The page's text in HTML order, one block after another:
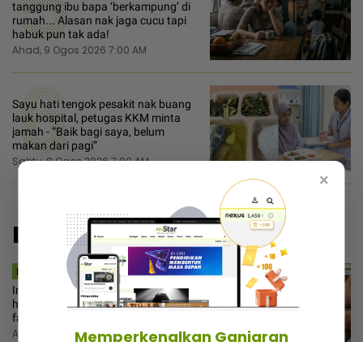
tanggung ibu bapa ‘berkampung’ di
rumah... Alasan nak jaga cucu tapi
habuk pun tak ada!
Ahad, 9 Ogos 2026 7:00 AM
6
Sayu hati tengok pesakit nak buang
lauk hospital, petugas KKM minta
jamah - “Baik bagi saya, belum
makan dari pagi”
Sabtu, 8 Ogos 2026 7:00 AM
Disyorkan
MSTAR | DUNIA
Ingat ubat demam biasa! Wanita
hilang nyawa lepas dicucuk pekerja
farmasi
Ahad, 9 Ogos 2026 7:30 AM
×
Memperkenalkan Ganjaran